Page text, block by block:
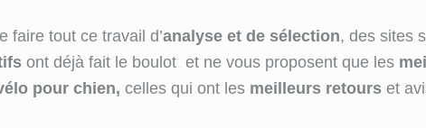
faire tout ce travail d’analyse et de sélection, des sites
ont déjà fait le boulot et ne vous proposent que les
pour chien, celles qui ont les meilleurs retours et